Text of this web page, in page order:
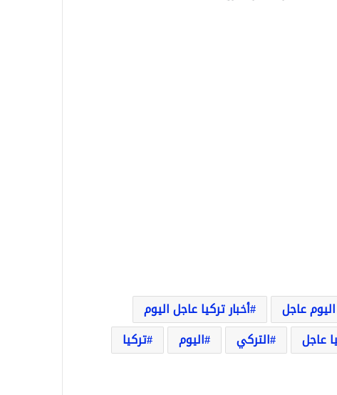
اليوم عاجل
أخبار تركيا عاجل اليوم
عاجل التركي اليوم
تركيا